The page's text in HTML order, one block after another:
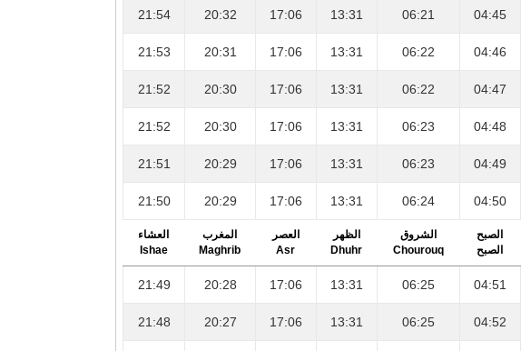
04:45
06:21
13:31
17:06
20:32
21:54
04:46
06:22
13:31
17:06
20:31
21:53
04:47
06:22
13:31
17:06
20:30
21:52
04:48
06:23
13:31
17:06
20:30
21:52
04:49
06:23
13:31
17:06
20:29
21:51
04:50
06:24
13:31
17:06
20:29
21:50
الصبح
الصبح
الشروق
Chourouq
الظهر
Dhuhr
العصر
Asr
المغرب
Maghrib
العشاء
Ishae
04:51
06:25
13:31
17:06
20:28
21:49
04:52
06:25
13:31
17:06
20:27
21:48